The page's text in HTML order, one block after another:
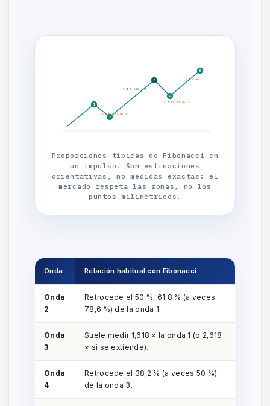
1
2
3
4
5
2 ≈ 61,8% de 1
3 ≈ 1,618 × 1
4 ≈ 38,2% de 3
5 ≈ onda 1
Proporciones típicas de Fibonacci en
un impulso. Son estimaciones
orientativas, no medidas exactas: el
mercado respeta las zonas, no los
puntos milimétricos.
Onda Relación habitual con Fibonacci
Onda
2
Retrocede el 50 %, 61,8 % (a veces
78,6 %) de la onda 1.
Onda
3
Suele medir 1,618 × la onda 1 (o 2,618
× si se extiende).
Onda
4
Retrocede el 38,2 % (a veces 50 %)
de la onda 3.